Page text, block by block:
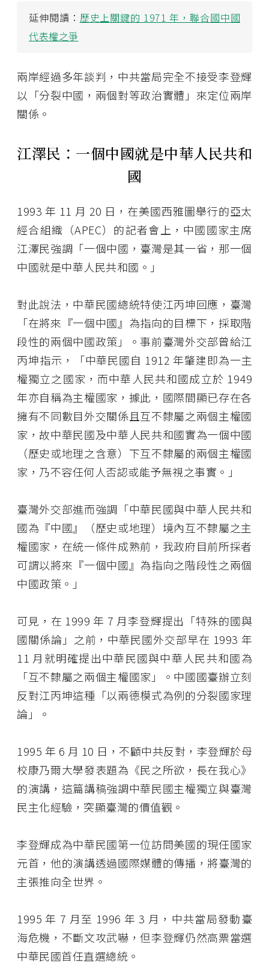
延伸閱讀： 歷史上關鍵的 1971 年，聯合國中國
代表權之爭
兩岸經過多年談判，中共當局完全不接受李登輝
以「分裂中國，兩個對等政治實體」來定位兩岸
關係。
江澤民：一個中國就是中華人民共和
國
1993 年 11 月 20 日，在美國西雅圖舉行的亞太
經合組織（APEC）的記者會上，中國國家主席
江澤民強調「一個中國，臺灣是其一省，那一個
中國就是中華人民共和國。」
對此說法，中華民國總統特使江丙坤回應，臺灣
「在將來『一個中國』為指向的目標下，採取階
段性的兩個中國政策」。事前臺灣外交部曾給江
丙坤指示，「中華民國自 1912 年肇建即為一主
權獨立之國家，而中華人民共和國成立於 1949
年亦自稱為主權國家，據此，國際間顯已存在各
擁有不同數目外交關係且互不隸屬之兩個主權國
家，故中華民國及中華人民共和國實為一個中國
（歷史或地理之含意）下互不隸屬的兩個主權國
家，乃不容任何人否認或能予無視之事實。」
臺灣外交部進而強調「中華民國與中華人民共和
國為『中國』（歷史或地理）境內互不隸屬之主
權國家，在統一條件成熟前，我政府目前所採者
可謂以將來『一個中國』為指向之階段性之兩個
中國政策。」
可見，在 1999 年 7 月李登輝提出「特殊的國與
國關係論」之前，中華民國外交部早在 1993 年
11 月就明確提出中華民國與中華人民共和國為
「互不隸屬之兩個主權國家」。中國國臺辦立刻
反對江丙坤這種「以兩德模式為例的分裂國家理
論」。
1995 年 6 月 10 日，不顧中共反對，李登輝於母
校康乃爾大學發表題為《民之所欲，長在我心》
的演講，這篇講稿強調中華民國主權獨立與臺灣
民主化經驗，突顯臺灣的價值觀。
李登輝成為中華民國第一位訪問美國的現任國家
元首，他的演講透過國際媒體的傳播，將臺灣的
主張推向全世界。
1995 年 7 月至 1996 年 3 月，中共當局發動臺
海危機，不斷文攻武嚇，但李登輝仍然高票當選
中華民國首任直選總統。